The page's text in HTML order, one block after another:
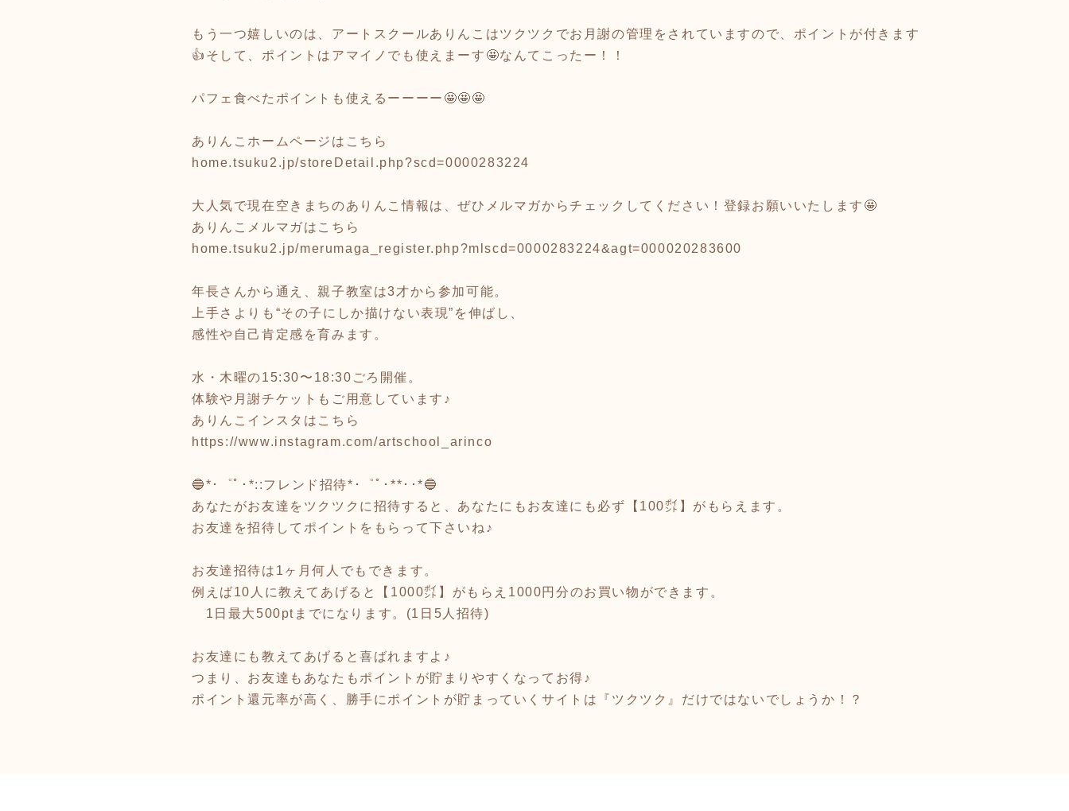
もう一つ嬉しいのは、アートスクールありんこはツクツクでお月謝の管理をされていますので、ポイントが付きます
👍そして、ポイントはアマイノでも使えまーす🤩なんてこったー！！
パフェ食べたポイントも使えるーーーー🤩🤩🤩
ありんこホームページはこちら
home.tsuku2.jp/storeDetail.php?scd=0000283224
大人気で現在空きまちのありんこ情報は、ぜひメルマガからチェックしてください！登録お願いいたします🤩
ありんこメルマガはこちら
home.tsuku2.jp/merumaga_register.php?mlscd=0000283224&agt=000020283600
年長さんから通え、親子教室は3才から参加可能。
上手さよりも“その子にしか描けない表現”を伸ばし、
感性や自己肯定感を育みます。
水・木曜の15:30〜18:30ごろ開催。
体験や月謝チケットもご用意しています♪
ありんこインスタはこちら
https://www.instagram.com/artschool_arinco
🔵*･゜ﾟ･*::フレンド招待*･゜ﾟ･**･･*🔵
あなたがお友達をツクツクに招待すると、あなたにもお友達にも必ず【100㌽】がもらえます。
お友達を招待してポイントをもらって下さいね♪
お友達招待は1ヶ月何人でもできます。
例えば10人に教えてあげると【1000㌽】がもらえ1000円分のお買い物ができます。
1日最大500ptまでになります。(1日5人招待)
お友達にも教えてあげると喜ばれますよ♪
つまり、お友達もあなたもポイントが貯まりやすくなってお得♪
ポイント還元率が高く、勝手にポイントが貯まっていくサイトは『ツクツク』だけではないでしょうか！？